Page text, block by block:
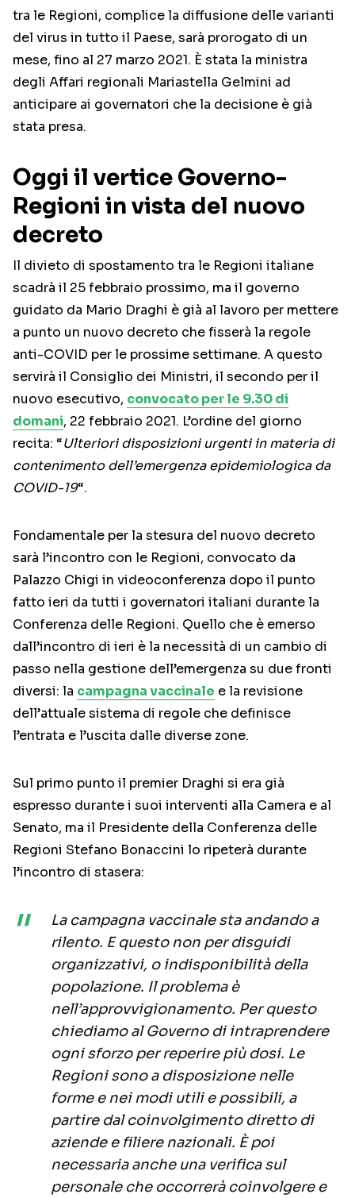
tra le Regioni, complice la diffusione delle varianti
del virus in tutto il Paese, sarà prorogato di un
mese, fino al 27 marzo 2021. È stata la ministra
degli Affari regionali Mariastella Gelmini ad
anticipare ai governatori che la decisione è già
stata presa.
Oggi il vertice Governo-
Regioni in vista del nuovo
decreto
Il divieto di spostamento tra le Regioni italiane
scadrà il 25 febbraio prossimo, ma il governo
guidato da Mario Draghi è già al lavoro per mettere
a punto un nuovo decreto che fisserà la regole
anti-COVID per le prossime settimane. A questo
servirà il Consiglio dei Ministri, il secondo per il
nuovo esecutivo, convocato per le 9.30 di
domani, 22 febbraio 2021. L’ordine del giorno
recita: “Ulteriori disposizioni urgenti in materia di
contenimento dell’emergenza epidemiologica da
COVID-19“.
Fondamentale per la stesura del nuovo decreto
sarà l’incontro con le Regioni, convocato da
Palazzo Chigi in videoconferenza dopo il punto
fatto ieri da tutti i governatori italiani durante la
Conferenza delle Regioni. Quello che è emerso
dall’incontro di ieri è la necessità di un cambio di
passo nella gestione dell’emergenza su due fronti
diversi: la campagna vaccinale e la revisione
dell’attuale sistema di regole che definisce
l’entrata e l’uscita dalle diverse zone.
Sul primo punto il premier Draghi si era già
espresso durante i suoi interventi alla Camera e al
Senato, ma il Presidente della Conferenza delle
Regioni Stefano Bonaccini lo ripeterà durante
l’incontro di stasera:
La campagna vaccinale sta andando a
rilento. E questo non per disguidi
organizzativi, o indisponibilità della
popolazione. Il problema è
nell’approvvigionamento. Per questo
chiediamo al Governo di intraprendere
ogni sforzo per reperire più dosi. Le
Regioni sono a disposizione nelle
forme e nei modi utili e possibili, a
partire dal coinvolgimento diretto di
aziende e filiere nazionali. È poi
necessaria anche una verifica sul
personale che occorrerà coinvolgere e